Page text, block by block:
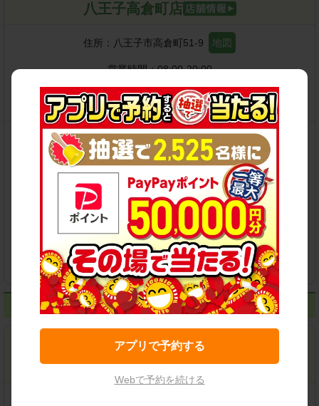
八王子高倉町店
住所： 八王子市高倉町51-9 地図
営業時間：08:00-20:00
この店舗で予約する
保有車両クラス
各種サービス
立川市
立川富士見町店
アプリで予約する
Webで予約を続ける